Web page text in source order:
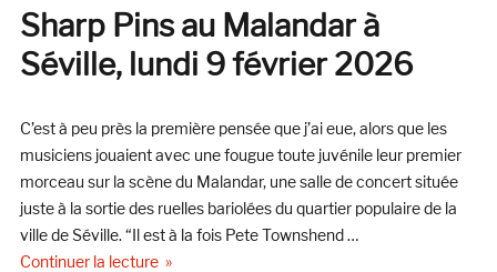
Beautiful
Despair
(Fire/Differ-
Ant)
Sharp Pins au Malandar à
Séville, lundi 9 février 2026
C’est à peu près la première pensée que j’ai eue, alors que les
musiciens jouaient avec une fougue toute juvénile leur premier
morceau sur la scène du Malandar, une salle de concert située
juste à la sortie des ruelles bariolées du quartier populaire de la
ville de Séville. “Il est à la fois Pete Townshend …
Continuer la lecturede « Sharp Pins au Malandar à Séville, lundi 9